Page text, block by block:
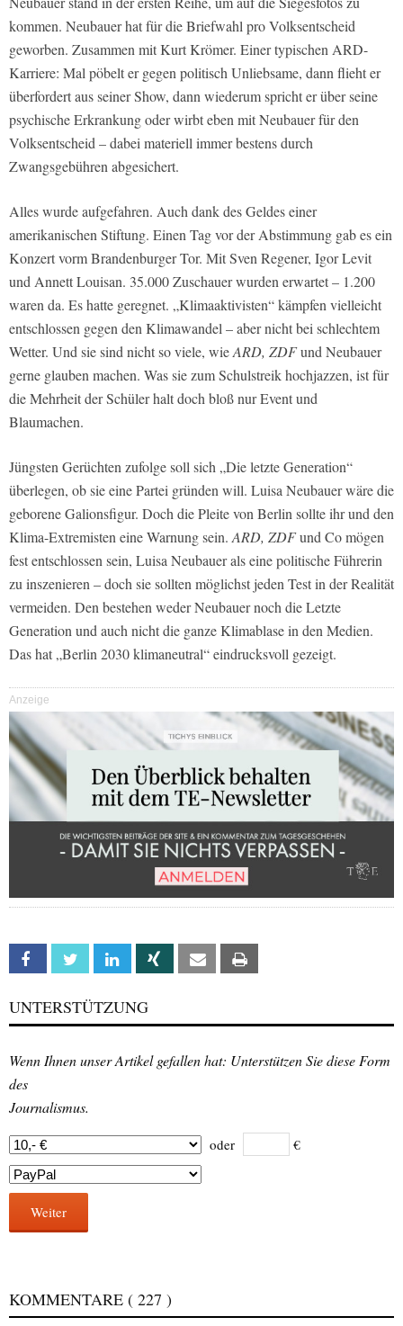
kommen. Neubauer hat für die Briefwahl pro Volksentscheid
geworben. Zusammen mit Kurt Krömer. Einer typischen ARD-
Karriere: Mal pöbelt er gegen politisch Unliebsame, dann flieht er
überfordert aus seiner Show, dann wiederum spricht er über seine
psychische Erkrankung oder wirbt eben mit Neubauer für den
Volksentscheid – dabei materiell immer bestens durch
Zwangsgebühren abgesichert.
Alles wurde aufgefahren. Auch dank des Geldes einer
amerikanischen Stiftung. Einen Tag vor der Abstimmung gab es ein
Konzert vorm Brandenburger Tor. Mit Sven Regener, Igor Levit
und Annett Louisan. 35.000 Zuschauer wurden erwartet – 1.200
waren da. Es hatte geregnet. „Klimaaktivisten“ kämpfen vielleicht
entschlossen gegen den Klimawandel – aber nicht bei schlechtem
Wetter. Und sie sind nicht so viele, wieARD, ZDFund Neubauer
gerne glauben machen. Was sie zum Schulstreik hochjazzen, ist für
die Mehrheit der Schüler halt doch bloß nur Event und
Blaumachen.
Jüngsten Gerüchten zufolge soll sich „Die letzte Generation“
überlegen, ob sie eine Partei gründen will. Luisa Neubauer wäre die
geborene Galionsfigur. Doch die Pleite von Berlin sollte ihr und den
Klima-Extremisten eine Warnung sein. ARD, ZDFund Co mögen
fest entschlossen sein, Luisa Neubauer als eine politische Führerin
zu inszenieren – doch sie sollten möglichst jeden Test in der Realität
vermeiden. Den bestehen weder Neubauer noch die Letzte
Generation und auch nicht die ganze Klimablase in den Medien.
Das hat „Berlin 2030 klimaneutral“ eindrucksvoll gezeigt.
Anzeige
Facebook Twitter Linkedin Xing Email
UNTERSTÜTZUNG
Wenn Ihnen unser Artikel gefallen hat: Unterstützen Sie diese Form
des
Journalismus.
oder €
Weiter
KOMMENTARE ( 227 )